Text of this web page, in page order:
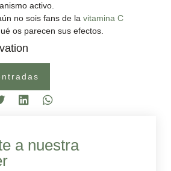
activo.
no sois fans de la vitamina C
os parecen sus efectos.
a nuestra